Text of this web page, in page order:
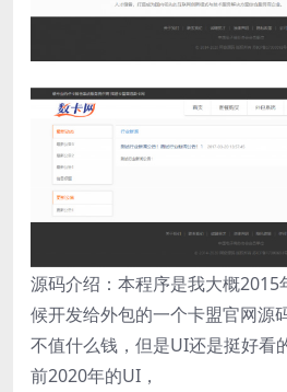
源码介绍：本程序是我大概
候开发给外包的一个卡盟官网源
不值什么钱，但是UI还是挺好看
前2020年的UI，